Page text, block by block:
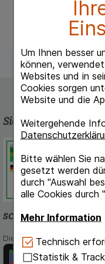
Um Ihnen besser
können,
Websites und in
Cookies sorgen
Website und die
Weitergehende
Bitte wählen Sie
gesetzt werden
durch "Auswahl
alle Cookies durch
Mehr Information
Technisch
Cookies, die für
Technisch
Statistik &
• Saugnapf gibt
• Motiviert Ihre
Sicherheit und
schlossapo.de-App
Die App von